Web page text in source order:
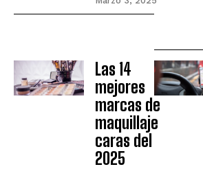
Las 14
mejores
marcas de
maquillaje
caras del
2025